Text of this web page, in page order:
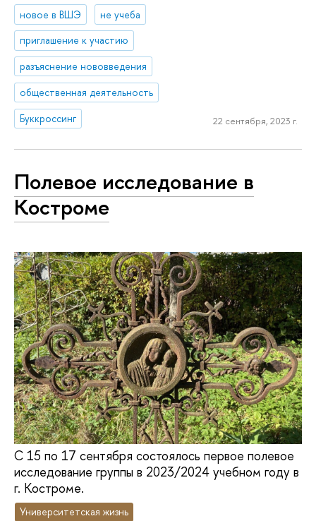
новое в ВШЭ
не учеба
приглашение к участию
разъяснение нововведения
общественная деятельность
Буккроссинг
22 сентября, 2023 г.
Полевое исследование в
Костроме
С 15 по 17 сентября состоялось первое полевое
исследование группы в 2023/2024 учебном году в
г. Костроме.
Университетская жизнь